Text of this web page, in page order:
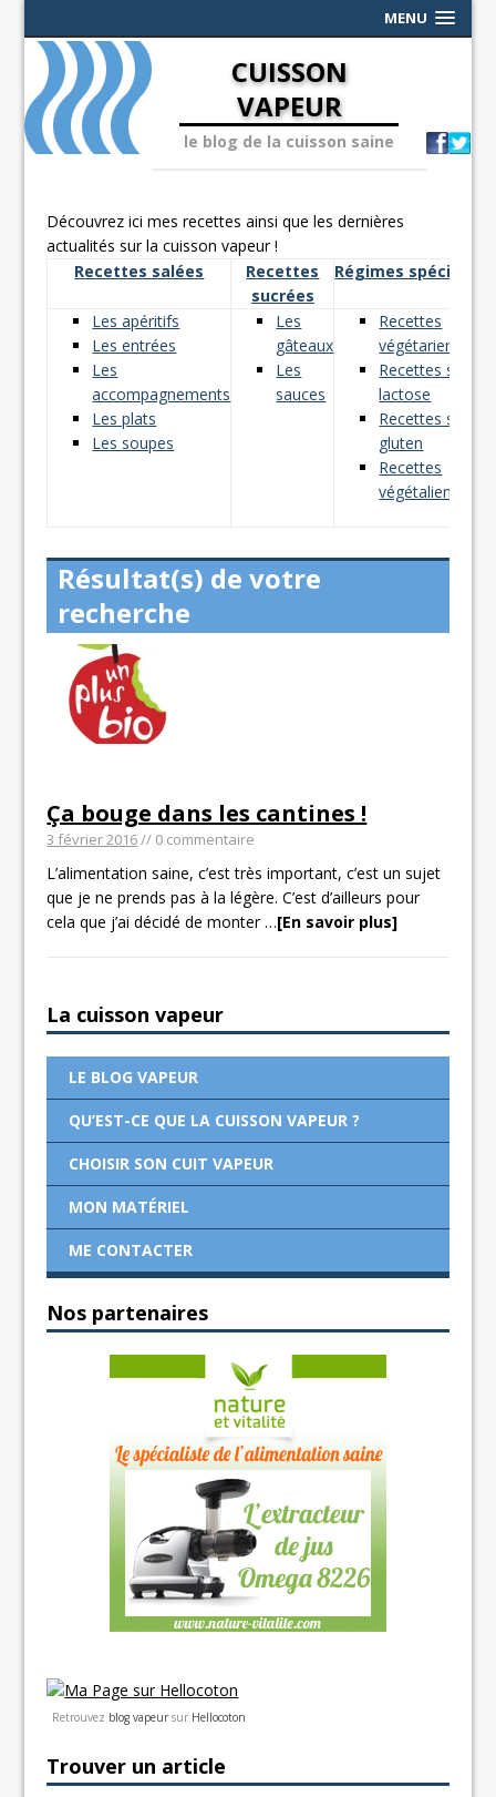
MENU
CUISSON
VAPEUR
le blog de la cuisson saine
Découvrez ici mes recettes ainsi que les dernières
actualités sur la cuisson vapeur !
Recettes salées
Recettes
sucrées
Régimes spéciaux
Les apéritifs
Les entrées
Les
accompagnements
Les plats
Les soupes
Les
gâteaux
Les
sauces
Recettes
végétariennes
Recettes sans
lactose
Recettes sans
gluten
Recettes
végétaliennes
Résultat(s) de votre
recherche
Ça bouge dans les cantines !
3 février 2016// 0 commentaire
L’alimentation saine, c’est très important, c’est un sujet
que je ne prends pas à la légère. C’est d’ailleurs pour
cela que j’ai décidé de monter…[En savoir plus]
La cuisson vapeur
LE BLOG VAPEUR
QU’EST-CE QUE LA CUISSON VAPEUR ?
CHOISIR SON CUIT VAPEUR
MON MATÉRIEL
ME CONTACTER
Nos partenaires
Retrouvez blog vapeur sur Hellocoton
Trouver un article